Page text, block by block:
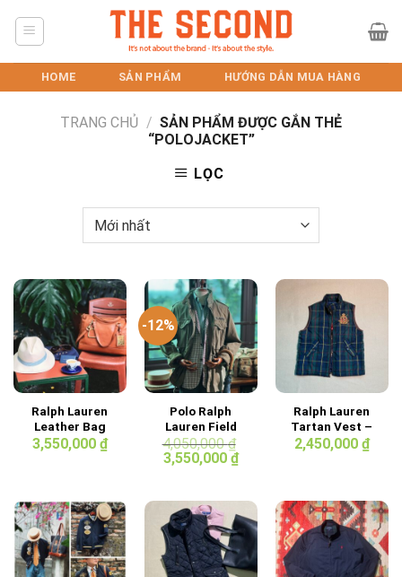
HOME SẢN PHẨM HƯỚNG DẪN MUA HÀNG
TRANG CHỦ / SẢN PHẨM ĐƯỢC GẮN THẺ
“POLOJACKET”
LỌC
Ralph Lauren
Leather Bag
3,550,000 ₫
-12%
Polo Ralph
Lauren Field
Jacket
4,050,000₫
Giá
gốc
3,550,000 ₫Giá
hiện
3,550,000 ₫.
Ralph Lauren
Tartan Vest –
Luxury Feel
2,450,000 ₫